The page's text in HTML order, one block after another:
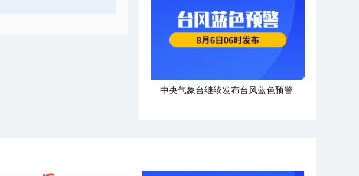
中央气象台继续发布台风蓝色预警